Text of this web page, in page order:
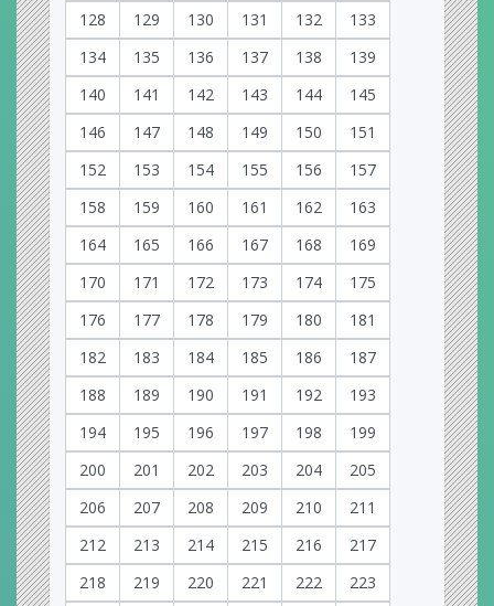
128
129 130 131 132
133
134
135 136 137 138
139
140
141 142 143 144
145
146
147 148 149 150
151
152
153 154 155 156
157
158
159 160 161 162
163
164
165 166 167 168
169
170
171 172 173 174
175
176
177 178 179 180
181
182
183 184 185 186
187
188
189 190 191 192
193
194
195 196 197 198
199
200
201 202 203 204
205
206
207 208 209 210
211
212
213 214 215 216
217
218
219 220 221 222
223